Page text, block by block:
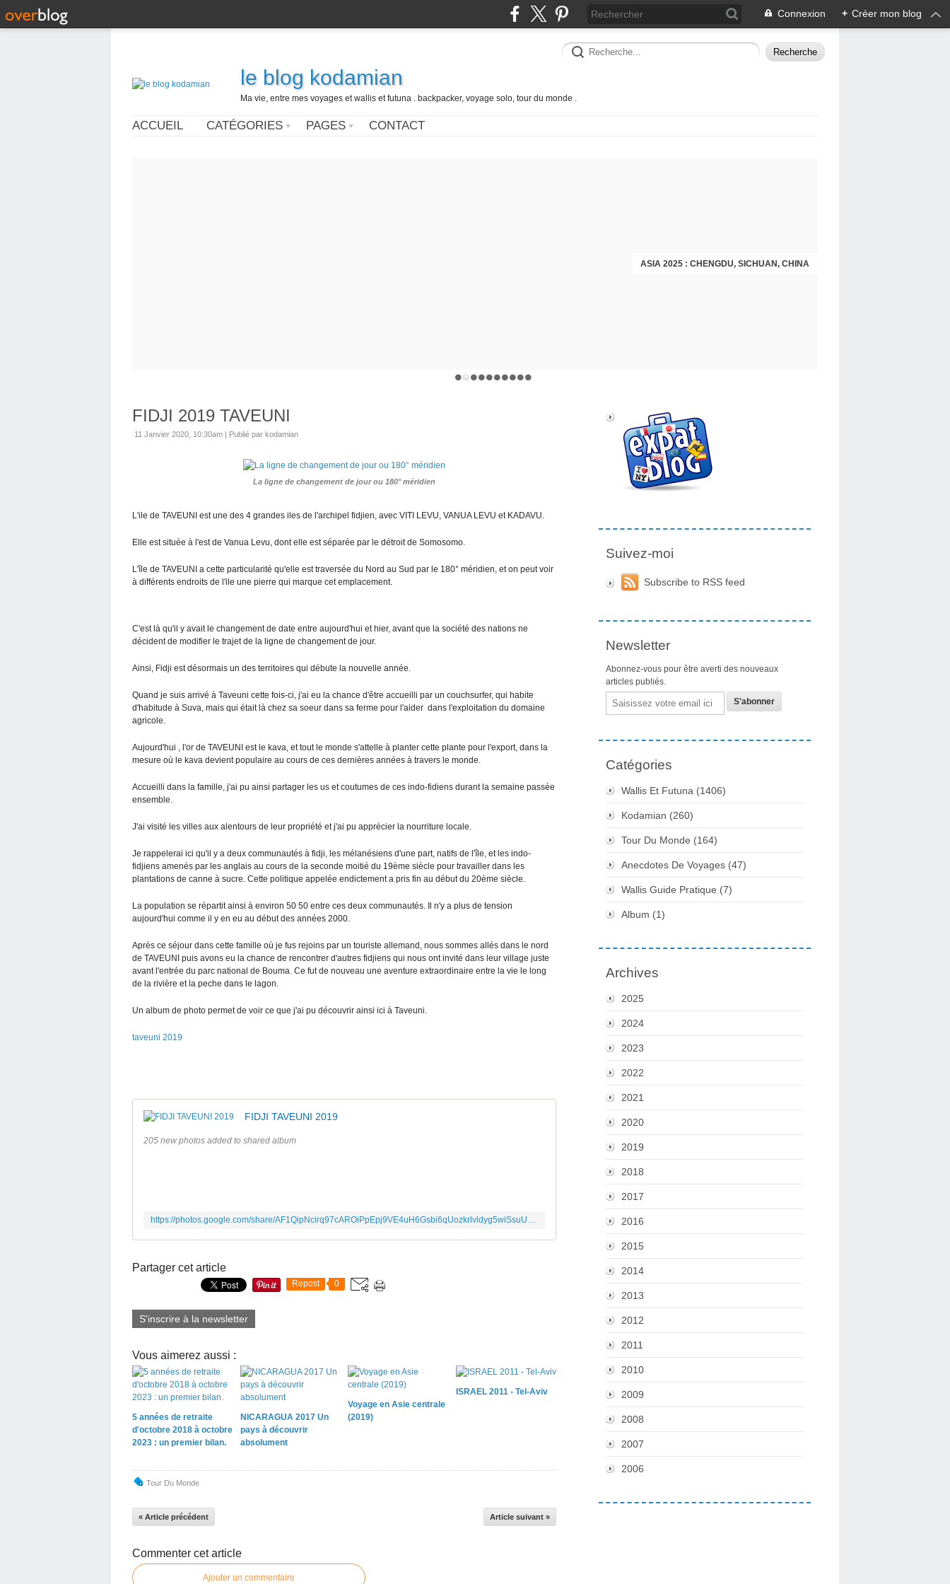
Connexion + Créer mon blog
le blog kodamian
Ma vie, entre mes voyages et wallis et futuna . backpacker, voyage solo, tour du monde .
ACCUEIL CATÉGORIES PAGES CONTACT
ASIA 2025 : CHENGDU, SICHUAN, CHINA
CHENGDU 2025
FIDJI 2019 TAVEUNI
11 Janvier 2020, 10:30am | Publié par kodamian
La ligne de changement de jour ou 180° méridien
L'ile de TAVEUNI est une des 4 grandes iles de l'archipel fidjien, avec VITI LEVU, VANUA LEVU et KADAVU.
Elle est située à l'est de Vanua Levu, dont elle est séparée par le détroit de Somosomo.
L'île de TAVEUNI a cette particularité qu'elle est traversée du Nord au Sud par le 180° méridien, et on peut voir
à différents endroits de l'ile une pierre qui marque cet emplacement.
C'est là qu'il y avait le changement de date entre aujourd'hui et hier, avant que la société des nations ne
décident de modifier le trajet de la ligne de changement de jour.
Ainsi, Fidji est désormais un des territoires qui débute la nouvelle année.
Quand je suis arrivé à Taveuni cette fois-ci, j'ai eu la chance d'être accueilli par un couchsurfer, qui habite
d'habitude à Suva, mais qui était là chez sa soeur dans sa ferme pour l'aider dans l'exploitation du domaine
agricole.
Aujourd'hui , l'or de TAVEUNI est le kava, et tout le monde s'attelle à planter cette plante pour l'export, dans la
mesure où le kava devient populaire au cours de ces dernières années à travers le monde.
Accueilli dans la famille, j'ai pu ainsi partager les us et coutumes de ces indo-fidiens durant la semaine passée
ensemble.
J'ai visité les villes aux alentours de leur propriété et j'ai pu apprécier la nourriture locale.
Je rappelerai ici qu'il y a deux communautés à fidji, les mélanésiens d'une part, natifs de l'île, et les indo-
fidjiens amenés par les anglais au cours de la seconde moitié du 19ème siècle pour travailler dans les
plantations de canne à sucre. Cette politique appelée endictement a pris fin au début du 20ème siècle.
La population se répartit ainsi à environ 50 50 entre ces deux communautés. Il n'y a plus de tension
aujourd'hui comme il y en eu au début des années 2000.
Après ce séjour dans cette famille où je fus rejoins par un touriste allemand, nous sommes allés dans le nord
de TAVEUNI puis avons eu la chance de rencontrer d'autres fidjiens qui nous ont invité dans leur village juste
avant l'entrée du parc national de Bouma. Ce fut de nouveau une aventure extraordinaire entre la vie le long
de la rivière et la peche dans le lagon.
Un album de photo permet de voir ce que j'ai pu découvrir ainsi ici à Taveuni.
taveuni 2019
FIDJI TAVEUNI 2019
205 new photos added to shared album
https://photos.google.com/share/AF1QipNcirq97cAROiPpEpj9VE4uH6Gsbi6qUozkrlvldyg5wiSsuUenmh-Ohtpp-HLvyQ?key=bWphSkN3U2laamVfa1FYV1JMXzFVcndUSnlMTXB3
Partager cet article
Repost 0
S'inscrire à la newsletter
Vous aimerez aussi :
5 années de retraite
d'octobre 2018 à octobre
2023 : un premier bilan.
NICARAGUA 2017 Un
pays à découvrir
absolument
Voyage en Asie centrale
(2019)
ISRAEL 2011 - Tel-Aviv
Tour Du Monde
« Article précédent Article suivant »
Commenter cet article
Ajouter un commentaire
Suivez-moi
Subscribe to RSS feed
Newsletter
Abonnez-vous pour être averti des nouveaux
articles publiés.
Email
Catégories
Wallis Et Futuna (1406)
Kodamian (260)
Tour Du Monde (164)
Anecdotes De Voyages (47)
Wallis Guide Pratique (7)
Album (1)
Archives
2025
2024
2023
2022
2021
2020
2019
2018
2017
2016
2015
2014
2013
2012
2011
2010
2009
2008
2007
2006